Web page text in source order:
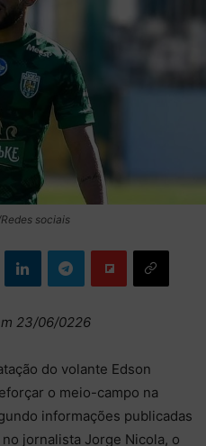
sociais
23/06/0226
do volante Edson
o meio-campo na
informações publicadas
jornalista Jorge Nicola, o